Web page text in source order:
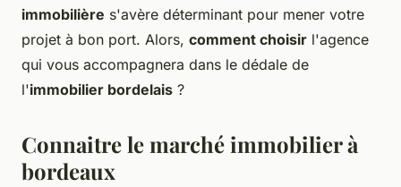
immobilière s'avère déterminant pour mener votre
projet à bon port. Alors, comment choisir l'agence
qui vous accompagnera dans le dédale de
l'immobilier bordelais ?
Connaitre le marché immobilier à
bordeaux